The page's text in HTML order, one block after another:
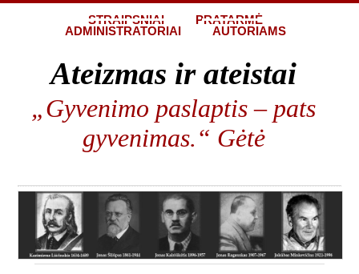
STRAIPSNIAI
PRATARMĖ
ADMINISTRATORIAI
AUTORIAMS
Ateizmas ir ateistai
„Gyvenimo paslaptis – pats
gyvenimas.“ Gėtė